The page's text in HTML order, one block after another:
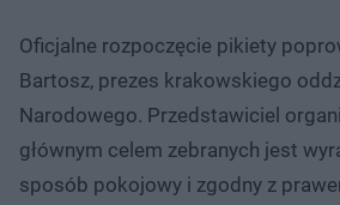
Oficjalne rozpoczęcie pikiety
Bartosz, prezes krakowskiego
Narodowego. Przedstawiciel
głównym celem zebranych jest
sposób pokojowy i zgodny z